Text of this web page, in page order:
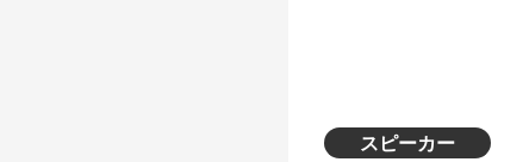
スピーカー